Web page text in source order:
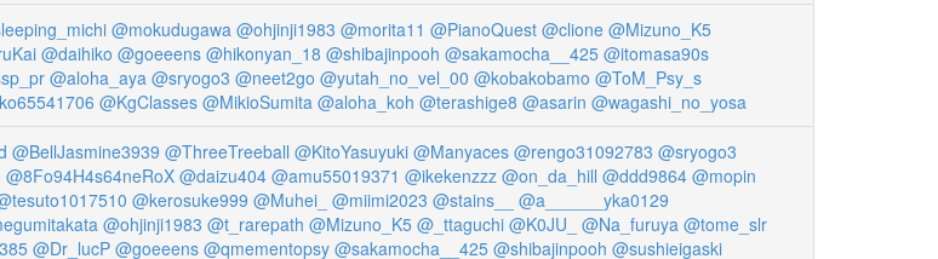
@mokudugawa @ohjinji1983 @morita11 @PianoQuest @clione @Mizuno_K5
@daihiko @goeeens @hikonyan_18 @shibajinpooh @sakamocha__425 @itomasa90s
@aloha_aya @sryogo3 @neet2go @yutah_no_vel_00 @kobakobamo @ToM_Psy_s
@KgClasses @MikioSumita @aloha_koh @terashige8 @asarin @wagashi_no_yosa
@BellJasmine3939 @ThreeTreeball @KitoYasuyuki @Manyaces @rengo31092783 @sryogo3
@8Fo94H4s64neRoX @daizu404 @amu55019371 @ikekenzzz @on_da_hill @ddd9864 @mopin
@kerosuke999 @Muhei_ @miimi2023 @stains__
@a______yka0129
@ohjinji1983 @t_rarepath @Mizuno_K5 @_ttaguchi @K0JU_ @Na_furuya @tome_slr
@Dr_lucP @goeeens @qmementopsy @sakamocha__425 @shibajinpooh @sushieigaski